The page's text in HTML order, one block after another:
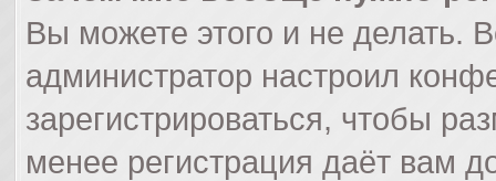
Вы можете этого и не делать.
администратор настроил
зарегистрироваться, чтобы
менее регистрация даёт вам